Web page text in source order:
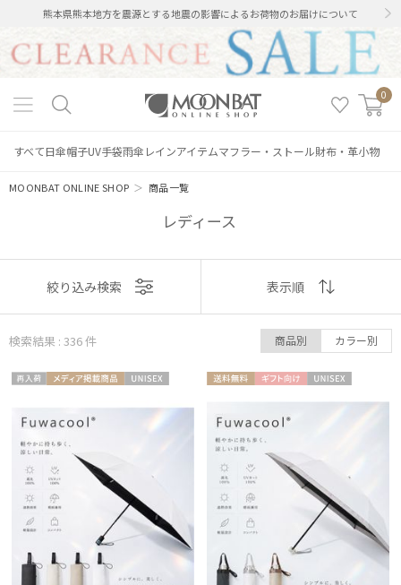
熊本県熊本地方を震源とする地震の影響によるお荷物のお届けについて
0
すべて日傘帽子UV手袋雨傘 レインアイテムマフラー・ストール財布・革小物
MOONBAT ONLINE SHOP ＞商品一覧
レディース
表示
おすすめ
価格の高い
順
価格の低い
順
人気順
売上点数順
絞り込み検索 表示順
検索結果 : 336件 商品別 カラー別
荷
X
料